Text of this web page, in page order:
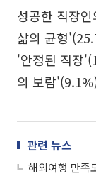
성공한 직장
삶의 균형
'안정된 직장
의 보람
관련 뉴스
해외여행 만족